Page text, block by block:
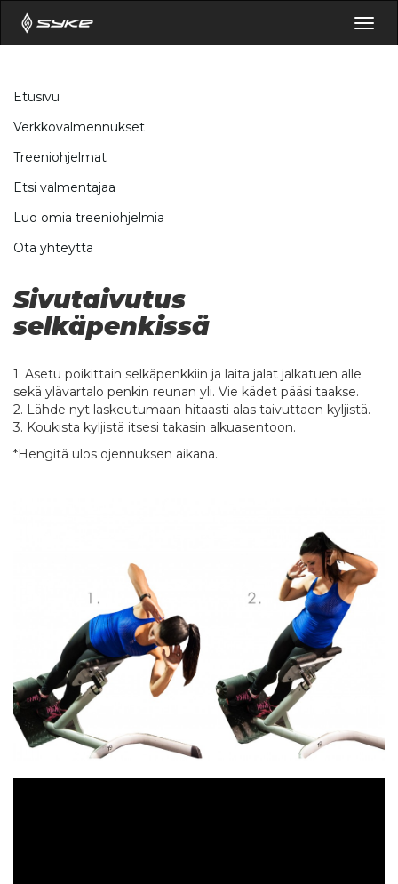
Etusivu
Verkkovalmennukset
Treeniohjelmat
Etsi valmentajaa
Luo omia treeniohjelmia
Ota yhteyttä
Sivutaivutus
selkäpenkissä
1. Asetu poikittain selkäpenkkiin ja laita jalat jalkatuen alle
sekä ylävartalo penkin reunan yli. Vie kädet pääsi taakse.
2. Lähde nyt laskeutumaan hitaasti alas taivuttaen kyljistä.
3. Koukista kyljistä itsesi takasin alkuasentoon.
*Hengitä ulos ojennuksen aikana.